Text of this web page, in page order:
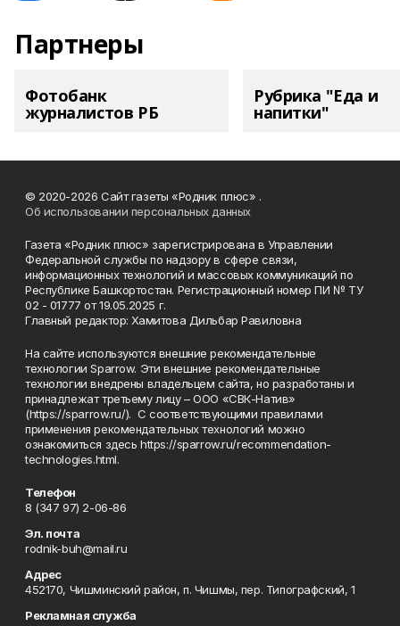
Партнеры
Фотобанк
журналистов РБ
Рубрика "Еда и
напитки"
© 2020-2026 Сайт газеты «Родник плюс» .
Об использовании персональных данных
Газета «Родник плюс» зарегистрирована в Управлении
Федеральной службы по надзору в сфере связи,
информационных технологий и массовых коммуникаций по
Республике Башкортостан. Регистрационный номер ПИ № ТУ
02 - 01777 от 19.05.2025 г.
Главный редактор: Хамитова Дильбар Равиловна
На сайте используются внешние рекомендательные
технологии Sparrow. Эти внешние рекомендательные
технологии внедрены владельцем сайта, но разработаны и
принадлежат третьему лицу – ООО «СВК-Натив»
(https://sparrow.ru/). С соответствующими правилами
применения рекомендательных технологий можно
ознакомиться здесь https://sparrow.ru/recommendation-
technologies.html.
Телефон
8 (347 97) 2-06-86
Эл. почта
rodnik-buh@mail.ru
Адрес
452170, Чишминский район, п. Чишмы, пер. Типографский, 1
Рекламная служба